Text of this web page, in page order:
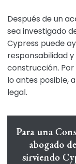
Después de un
sea investigado
Cypress puede
responsabilidad
construcción.
lo antes posible,
legal.
Para una
abogado
sirviendo